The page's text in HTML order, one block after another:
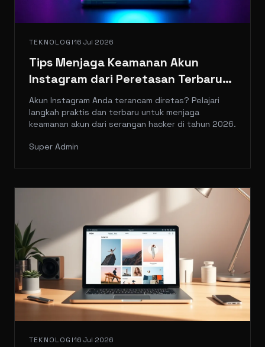
TEKNOLOGI16 Jul 2026
Tips Menjaga Keamanan Akun
Instagram dari Peretasan Terbaru
2026
Akun Instagram Anda terancam diretas? Pelajari
langkah praktis dan terbaru untuk menjaga
keamanan akun dari serangan hacker di tahun 2026.
Super Admin
TEKNOLOGI16 Jul 2026